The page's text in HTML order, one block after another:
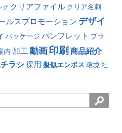
グ クリアファイル クリア名刺
ルスプロモーション デザイ
パッケージ パンフレット ブラ
内 加工動画印刷 商品紹介
ラシ採用 擬似エンボス 環境 社